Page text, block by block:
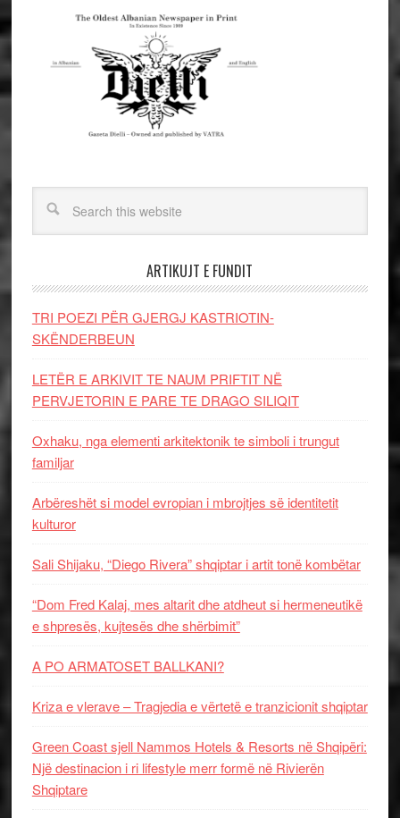
ARTIKUJT E FUNDIT
TRI POEZI PËR GJERGJ KASTRIOTIN-
SKËNDERBEUN
LETËR E ARKIVIT TE NAUM PRIFTIT NË
PERVJETORIN E PARE TE DRAGO SILIQIT
Oxhaku, nga elementi arkitektonik te simboli i trungut
familjar
Arbëreshët si model evropian i mbrojtjes së identitetit
kulturor
Sali Shijaku, “Diego Rivera” shqiptar i artit tonë kombëtar
“Dom Fred Kalaj, mes altarit dhe atdheut si hermeneutikë
e shpresës, kujtesës dhe shërbimit”
A PO ARMATOSET BALLKANI?
Kriza e vlerave – Tragjedia e vërtetë e tranzicionit shqiptar
Green Coast sjell Nammos Hotels & Resorts në Shqipëri:
Një destinacion i ri lifestyle merr formë në Rivierën
Shqiptare